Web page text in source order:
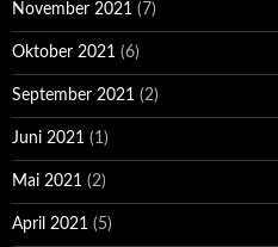
November 2021 (7)
Oktober 2021 (6)
September 2021 (2)
Juni 2021 (1)
Mai 2021 (2)
April 2021 (5)